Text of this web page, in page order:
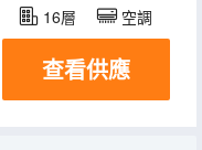
16層 空調
查看供應